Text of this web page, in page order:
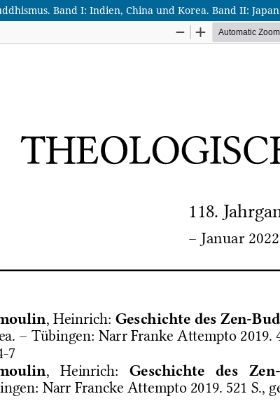
Band I: Indien, China und Korea. Band II: Japan